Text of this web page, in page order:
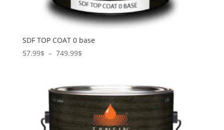
SDF TOP COAT 0 base
57.99$ – 749.99$Plage
57.99$
à
749.99$